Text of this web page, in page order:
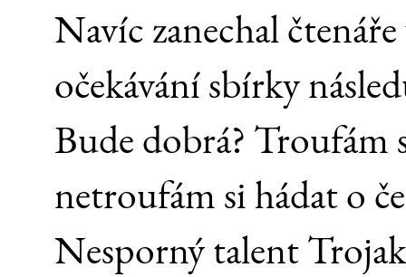
Navíc zanechal
očekávání sbírky
Bude dobrá? Troufám
netroufám si hádat o
Nesporný talent